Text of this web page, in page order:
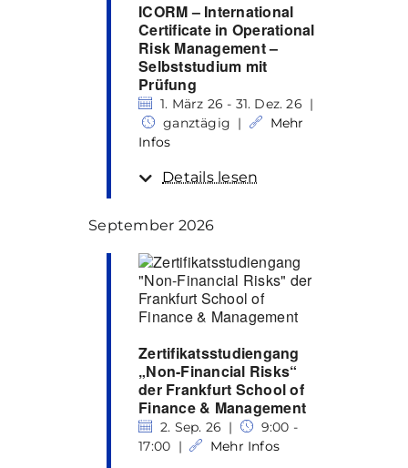
ICORM – International
Certificate in Operational
Risk Management –
Selbststudium mit
Prüfung
1. März 26 - 31. Dez. 26 |
ganztägig |
Mehr
Infos
Details lesen
September 2026
Zertifikatsstudiengang
„Non-Financial Risks“
der Frankfurt School of
Finance & Management
2. Sep. 26 |
9:00 -
17:00 |
Mehr Infos